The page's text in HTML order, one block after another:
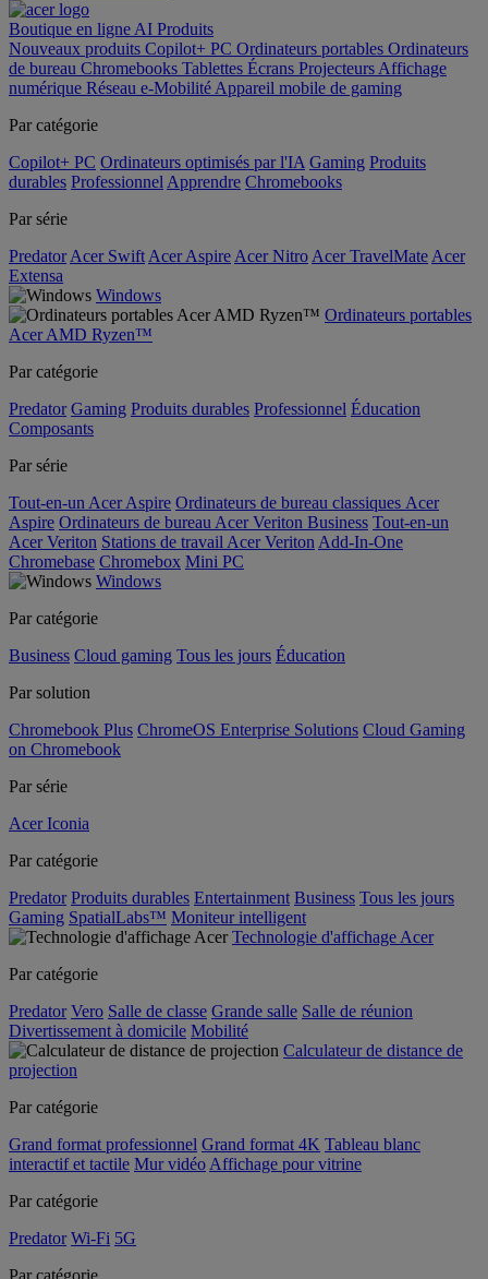
Boutique en ligne AI Produits
Nouveaux produits Copilot+ PC Ordinateurs portables Ordinateurs
de bureau Chromebooks Tablettes Écrans Projecteurs Affichage
numérique Réseau e-Mobilité Appareil mobile de gaming
Par catégorie
Copilot+ PC Ordinateurs optimisés par l'IA Gaming Produits
durables Professionnel Apprendre Chromebooks
Par série
Predator Acer Swift Acer Aspire Acer Nitro Acer TravelMate Acer
Extensa
Windows
Ordinateurs portables
Acer AMD Ryzen™
Par catégorie
Predator Gaming Produits durables Professionnel Éducation
Composants
Par série
Tout-en-un Acer Aspire Ordinateurs de bureau classiques Acer
Aspire Ordinateurs de bureau Acer Veriton Business Tout-en-un
Acer Veriton Stations de travail Acer Veriton Add-In-One
Chromebase Chromebox Mini PC
Windows
Par catégorie
Business Cloud gaming Tous les jours Éducation
Par solution
Chromebook Plus ChromeOS Enterprise Solutions Cloud Gaming
on Chromebook
Par série
Acer Iconia
Par catégorie
Predator Produits durables Entertainment Business Tous les jours
Gaming SpatialLabs™ Moniteur intelligent
Technologie d'affichage Acer
Par catégorie
Predator Vero Salle de classe Grande salle Salle de réunion
Divertissement à domicile Mobilité
Calculateur de distance de
projection
Par catégorie
Grand format professionnel Grand format 4K Tableau blanc
interactif et tactile Mur vidéo Affichage pour vitrine
Par catégorie
Predator Wi-Fi 5G
Par catégorie